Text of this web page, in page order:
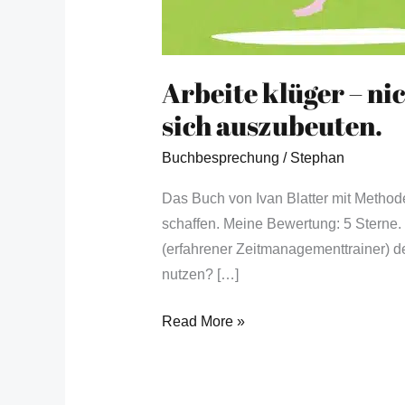
Arbeite klüger –
sich auszubeuten.
Buchbesprechung / Stephan
Das Buch von Ivan Blatter mit
schaffen. Meine Bewertung: 5
(erfahrener Zeitmanagementtrainer)
nutzen? […]
Read More »